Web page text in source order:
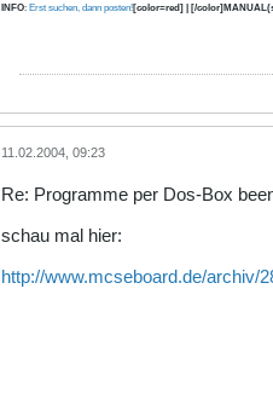
INFO: Erst suchen, dann posten![color=red] | [/
11.02.2004, 09:23
Re: Programme per Dos-Box
schau mal hier:
http://www.mcseboard.de/archiv/